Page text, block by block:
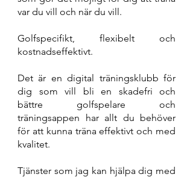
var du vill och när du vill.
Golfspecifikt, flexibelt och
kostnadseffektivt.
Det är en digital träningsklubb för
dig som vill bli en skadefri och
bättre golfspelare och
träningsappen har allt du behöver
för att kunna träna effektivt och med
kvalitet.
Tjänster som jag kan hjälpa dig med